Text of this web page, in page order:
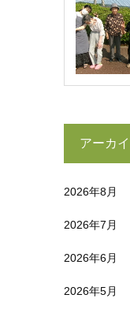
アーカ
2026年8月
2026年7月
2026年6月
2026年5月